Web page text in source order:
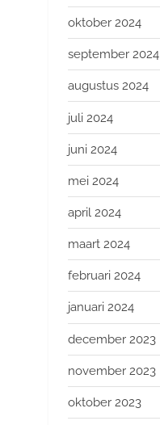
oktober 2024
september 2024
augustus 2024
juli 2024
juni 2024
mei 2024
april 2024
maart 2024
februari 2024
januari 2024
december 2023
november 2023
oktober 2023